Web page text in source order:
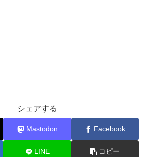
シェアする
Mastodon Facebook
LINE コピー